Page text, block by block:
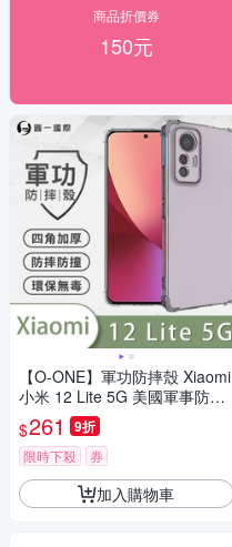
商品折價券
150元
【O-ONE】軍功防摔殼 Xiaomi
小米 12 Lite 5G 美國軍事防摔
手機殼 保護殼
$261 9折
限時下殺 券
加入購物車